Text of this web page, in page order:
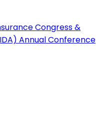
Congress &
Annual Conference